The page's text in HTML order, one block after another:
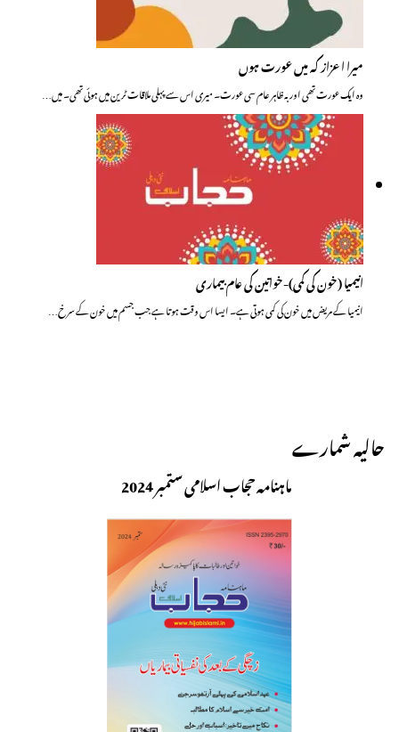
میرا اعزاز کہ میں عورت ہوں
وہ ایک عورت تھی اور بہ ظاہر عام سی عورت۔ میری اس سے پہلی ملاقات ٹرین میں ہوئی تھی۔ میں…
انیمیا (خون کی کمی)-خواتین کی عام بیماری
انیمیا کے مریض میں خون کی کمی ہوتی ہے۔ ایسا اس وقت ہوتا ہے جب جسم میں خون کے سرخ…
حالیہ شمارے
ماہنامہ حجاب اسلامی ستمبر 2024